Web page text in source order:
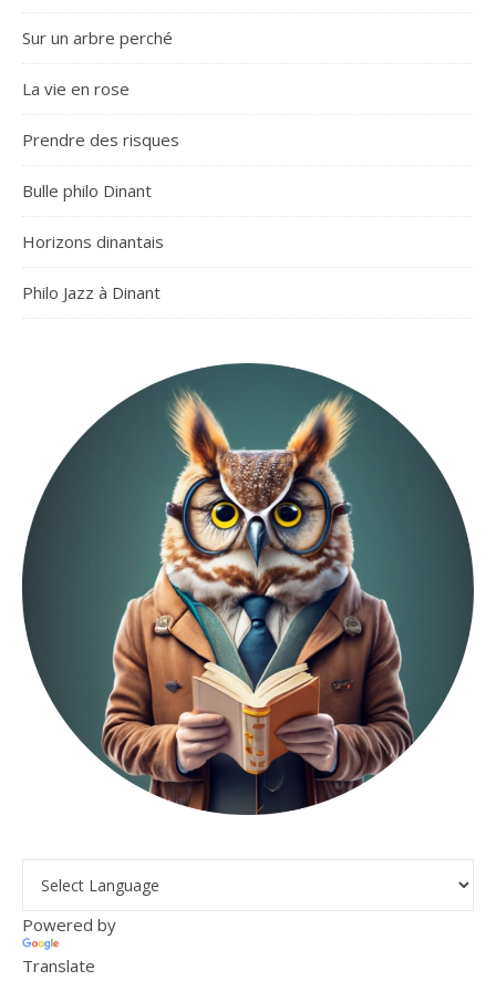
Sur un arbre perché
La vie en rose
Prendre des risques
Bulle philo Dinant
Horizons dinantais
Philo Jazz à Dinant
Powered by
Translate